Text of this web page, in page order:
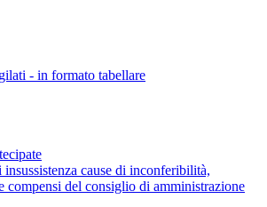
- in formato tabellare
cause di inconferibilità,
compensi del consiglio di amministrazione